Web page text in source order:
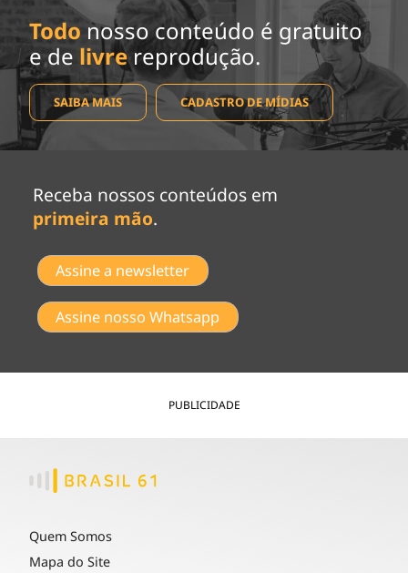
Todo nosso conteúdo é gratuito
e de livrereprodução.
SAIBA MAIS CADASTRO DE MÍDIAS
Receba nossos conteúdos em
primeira mão.
Assine a newsletter
Assine nosso Whatsapp
PUBLICIDADE
Quem Somos
Mapa do Site